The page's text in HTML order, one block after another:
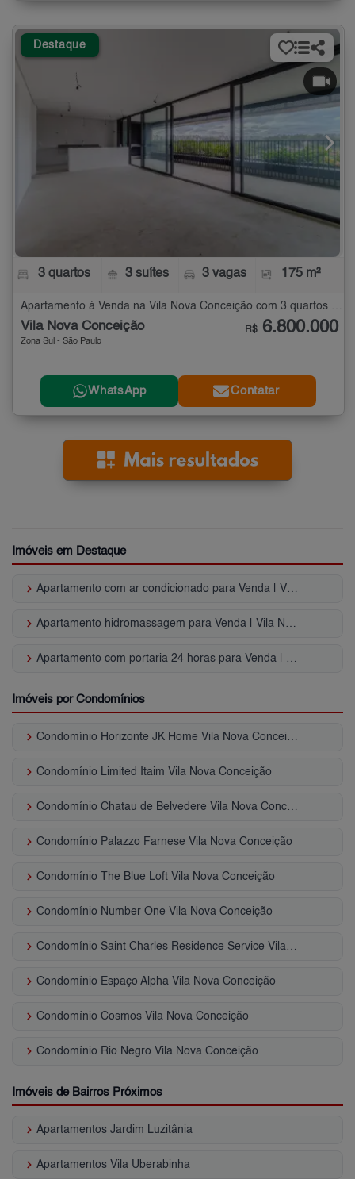
Destaque
3 quartos 3 suítes 3 vagas 175 m²
Apartamento à Venda na Vila Nova Conceição com 3 quartos - 175 m²
Vila Nova Conceição
Zona Sul - São Paulo
R$ 6.800.000
WhatsApp Contatar
Imóveis em Destaque
keyboard_arrow_right
keyboard_arrow_right
keyboard_arrow_right
Imóveis por Condomínios
keyboard_arrow_right
keyboard_arrow_right Condomínio Limited Itaim Vila Nova Conceição
keyboard_arrow_right
keyboard_arrow_right Condomínio Palazzo Farnese Vila Nova Conceição
keyboard_arrow_right Condomínio The Blue Loft Vila Nova Conceição
keyboard_arrow_right Condomínio Number One Vila Nova Conceição
keyboard_arrow_right
keyboard_arrow_right Condomínio Espaço Alpha Vila Nova Conceição
keyboard_arrow_right Condomínio Cosmos Vila Nova Conceição
keyboard_arrow_right Condomínio Rio Negro Vila Nova Conceição
Imóveis de Bairros Próximos
keyboard_arrow_right Apartamentos Jardim Luzitânia
keyboard_arrow_right Apartamentos Vila Uberabinha